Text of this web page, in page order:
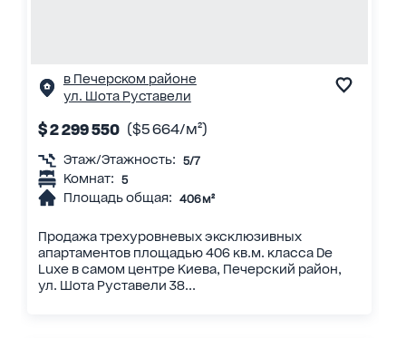
в Печерском районе
ул. Шота Руставели
$ 2 299 550 ($5 664/м²)
Этаж/Этажность: 5/7
Комнат: 5
Площадь общая: 406 м²
Продажа трехуровневых эксклюзивных
апартаментов площадью 406 кв.м. класса De
Luxe в самом центре Киева, Печерский район,
ул. Шота Руставели 38...